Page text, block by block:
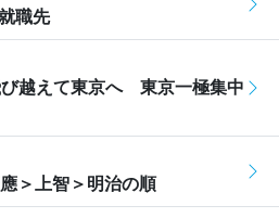
職先
越えて東京へ 東京一極集中
＞上智＞明治の順